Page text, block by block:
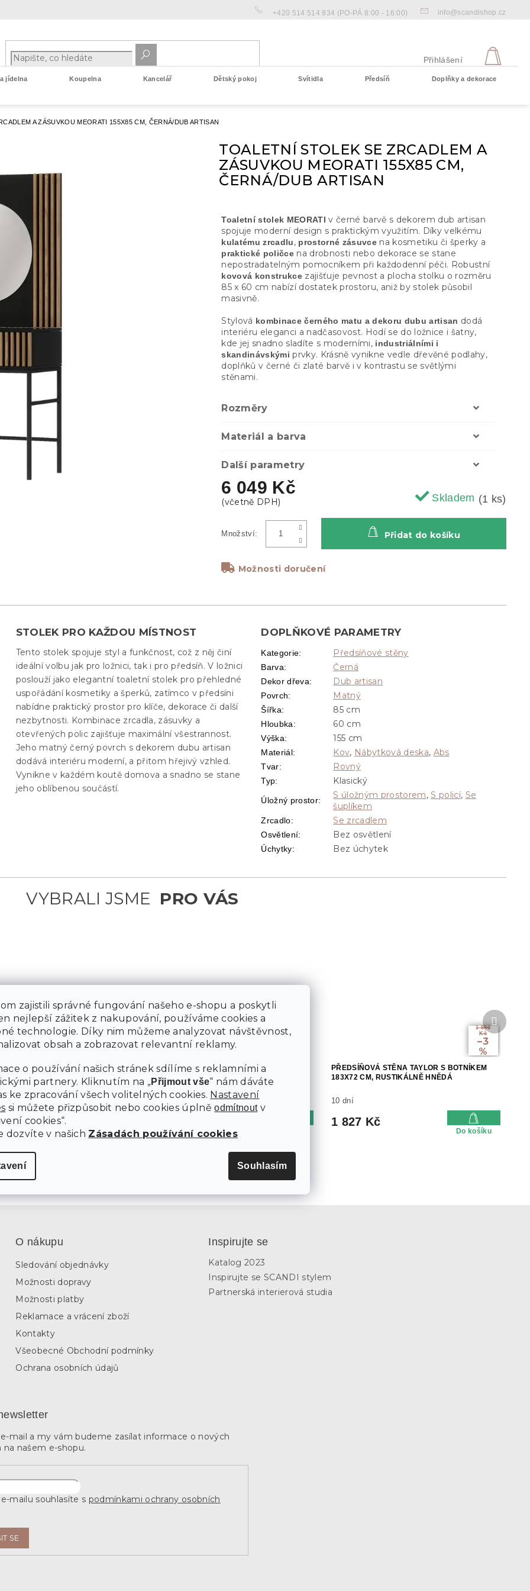
zajistili správné fungování našeho e-shopu a poskytli
nejlepší zážitek z nakupování, používáme cookies a
technologie. Díky nim můžeme analyzovat návštěvnost,
obsah a zobrazovat relevantní reklamy.
o používání našich stránek sdílíme s reklamními a
partnery. Kliknutím na „Přijmout vše“ nám dáváte
ke zpracování všech volitelných cookies. Nastavení
si můžete přizpůsobit nebo cookies úplněodmítnoutv
cookies“.
dozvíte v našich Zásadách používání cookies
Souhlasím
+420 514 514 834 (PO-PÁ 8:00 - 16:00) info@scandishop.cz
Přihlášení
jídelna Koupelna Kancelář Dětský pokoj Svítidla Předsíň Doplňky a dekorace
A ZÁSUVKOU MEORATI 155X85 CM, ČERNÁ/DUB ARTISAN
TOALETNÍ STOLEK SE ZRCADLEM A
ZÁSUVKOU MEORATI 155X85 CM,
ČERNÁ/DUB ARTISAN
6 049 Kč
Skladem (1 ks)
Možnosti doručení
Přidat do košíku
Toaletní stolek MEORATI v černé barvě s dekorem dub artisan
spojuje moderní design s praktickým využitím. Díky velkému
kulatému zrcadlu, prostorné zásuvce na kosmetiku či šperky a
praktické poličce na drobnosti nebo dekorace se stane
nepostradatelným pomocníkem při každodenní péči. Robustní
kovová konstrukce zajišťuje pevnost a plocha stolku o rozměru
85 x 60 cm nabízí dostatek prostoru, aniž by stolek působil
masivně.
Stylová kombinace černého matu a dekoru dubu artisan dodá
interiéru eleganci a nadčasovost. Hodí se do ložnice i šatny,
kde jej snadno sladíte s moderními, industriálními i
skandinávskými prvky. Krásně vynikne vedle dřevěné podlahy,
doplňků v černé či zlaté barvě i v kontrastu se světlými
stěnami.
Rozměry
Materiál a barva
Další parametry
1 890
Kč
–26
STĚNA INDUSTRY
DUB SONOMA
Do košíku
TOALETNÍ STOLEK SE ZRCADLEM A
ZÁSUVKOU ENTSIAN 85X40CM, DUB
ARTISAN
7 dní
1 890
Kč
–3
%
PŘEDSÍŇOVÁ STĚNA TAYLOR S BOTNÍKEM
183X72 CM, RUSTIKÁLNĚ HNĚDÁ
10 dní
1 827 Kč
Do košíku
Další
produkt
STOLEK PRO KAŽDOU MÍSTNOST
Tento stolek spojuje styl a funkčnost, což z něj činí
ideální volbu jak pro ložnici, tak i pro předsíň. V ložnici
poslouží jako elegantní toaletní stolek pro přehledné
uspořádání kosmetiky a šperků, zatímco v předsíni
nabídne praktický prostor pro klíče, dekorace či další
nezbytnosti. Kombinace zrcadla, zásuvky a
otevřených polic zajišťuje maximální všestrannost.
Jeho matný černý povrch s dekorem dubu artisan
dodává interiéru moderní, a přitom hřejivý vzhled.
Vynikne v každém koutě domova a snadno se stane
jeho oblíbenou součástí.
DOPLŇKOVÉ PARAMETRY
Kategorie: Předsíňové stěny
Barva: Černá
Dekor dřeva: Dub artisan
Povrch: Matný
Šířka: 85 cm
Hloubka: 60 cm
Výška: 155 cm
Materiál: Kov, Nábytková deska, Abs
Tvar: Rovný
Typ: Klasický
Úložný prostor: S úložným prostorem,S policí, Se
šuplíkem
Zrcadlo: Se zrcadlem
Osvětlení: Bez osvětlení
Úchytky: Bez úchytek
O nákupu
Sledování objednávky
Možnosti dopravy
Možnosti platby
Reklamace a vrácení zboží
Kontakty
Všeobecné Obchodní podmínky
Ochrana osobních údajů
Inspirujte se
Katalog 2023
Inspirujte se SCANDI stylem
Partnerská interierová studia
mail a my vám budeme zasílat informace o nových
našem e-shopu.
mailu souhlasíte s podmínkami ochrany osobních
SE